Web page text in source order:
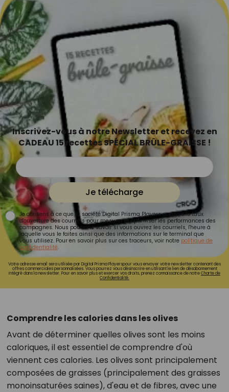
Inscrivez-vous à notre Newsletter et recevez en
CADEAU 15 recettes SPÉCIAL BRÛLE-GRAISSE !
Je télécharge
Je consens à ce que la société Digital Prisma Players analyse le taux
d'ouverture des courriels pour mesurer et optimiser les performances des
campagnes. Nous pourrons savoir si vous ouvrez les courriels, l'heure à
laquelle vous le faites ainsi que des informations sur le terminal que
vous utilisez. Pour en savoir plus sur ces traceurs, voir notre politique de
confidentialité.
Votre adresse email sera utilisée par Digital Prisma Playerspour vous envoyer votre newsletter contenant des
offres commerciales personnalisées. Vous pourrez vous désinscrire en utilisant le lien de désabonnement
intégré dans la newsletter. Pour en savoir plus et exercer vos droits, prenez connaissance de notreCharte de
Confidentialité.
Comprendre les calories dans les olives
Avant de déterminer quelles olives sont les moins
caloriques, il est essentiel de comprendre d'où
viennent ces calories. Les olives sont principalement
composées de graisses (principalement des graisses
monoinsaturées saines), d'eau et de fibres, avec une